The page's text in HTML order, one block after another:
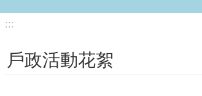
:::
戶政活動花絮